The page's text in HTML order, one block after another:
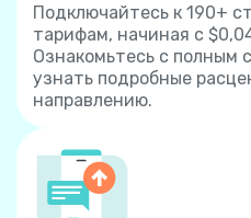
Подключайтесь к 190+
тарифам, начиная с
Ознакомьтесь с полным
узнать подробные
направлению.